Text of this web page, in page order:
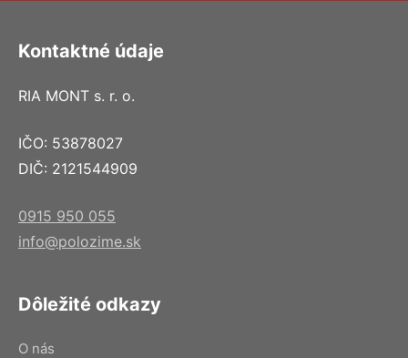
Kontaktné údaje
RIA MONT s. r. o.
IČO: 53878027
DIČ: 2121544909
0915 950 055
info@polozime.sk
Dôležité odkazy
O nás